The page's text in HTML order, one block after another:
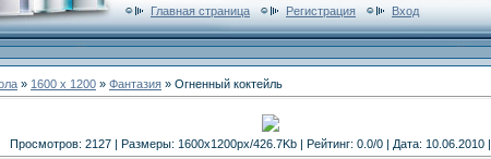
Главная страница Регистрация Вход
» 1600 x 1200 » Фантазия » Огненный коктейль
Просмотров: 2127 | Размеры: 1600x1200px/426.7Kb | Рейтинг: 0.0/0 | Дата: 10.06.2010 |